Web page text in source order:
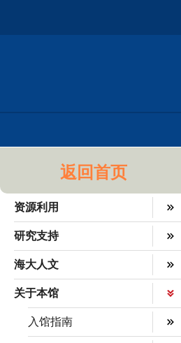
返回首页
资源利用
研究支持
海大人文
关于本馆
入馆指南